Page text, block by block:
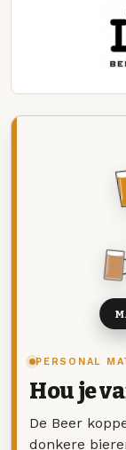
PERSONAL
Hou je
De Beer
donkere